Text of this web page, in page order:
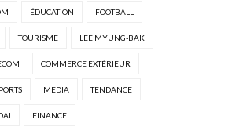
ÉDUCATION FOOTBALL
TOURISME LEE MYUNG-BAK
COMMERCE EXTÉRIEUR
MEDIA TENDANCE
FINANCE